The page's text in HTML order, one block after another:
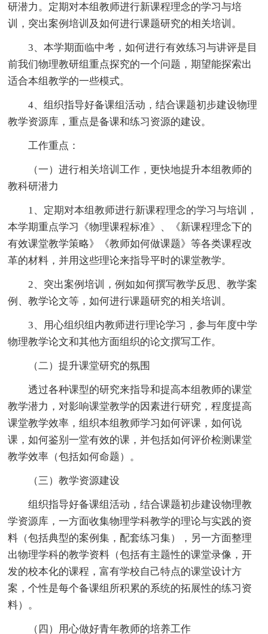
研潜力。定期对本组教师进行新课程理念的学习与培
训，突出案例培训及如何进行课题研究的相关培训。
3、本学期面临中考，如何进行有效练习与讲评是目
前我们物理教研组重点探究的一个问题，期望能探索出
适合本组教学的一些模式。
4、组织指导好备课组活动，结合课题初步建设物理
教学资源库，重点是备课和练习资源的建设。
工作重点：
（一）进行相关培训工作，更快地提升本组教师的
教科研潜力
1、定期对本组教师进行新课程理念的学习与培训，
本学期重点学习《物理课程标准》、《新课程理念下的
有效课堂教学策略》《教师如何做课题》等各类课程改
革的材料，并用这些理论来指导平时的课堂教学。
2、突出案例培训，例如如何撰写教学反思、教学案
例、教学论文等，如何进行课题研究的相关培训。
3、用心组织组内教师进行理论学习，参与年度中学
物理教学论文和其他方面组织的论文撰写工作。
（二）提升课堂研究的氛围
透过各种课型的研究来指导和提高本组教师的课堂
教学潜力，对影响课堂教学的因素进行研究，程度提高
课堂教学效率，组织本组教师学习如何评课，如何说
课，如何鉴别一堂有效的课，并包括如何评价检测课堂
教学效率（包括如何命题）。
（三）教学资源建设
组织指导好备课组活动，结合课题初步建设物理教
学资源库，一方面收集物理学科教学的理论与实践的资
料（包括典型的案例集，配套练习集），另一方面整理
出物理学科的教学资料（包括有主题性的课堂录像，开
发的校本化的课程，富有学校自己特点的课堂设计方
案，个性是每个备课组所积累的系统的拓展性的练习资
料）。
（四）用心做好青年教师的培养工作